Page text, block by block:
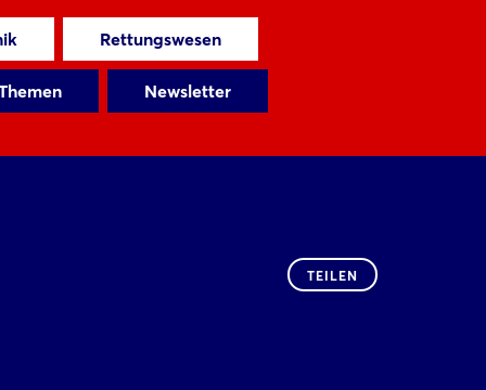
Rettungswesen
Newsletter
TEILEN